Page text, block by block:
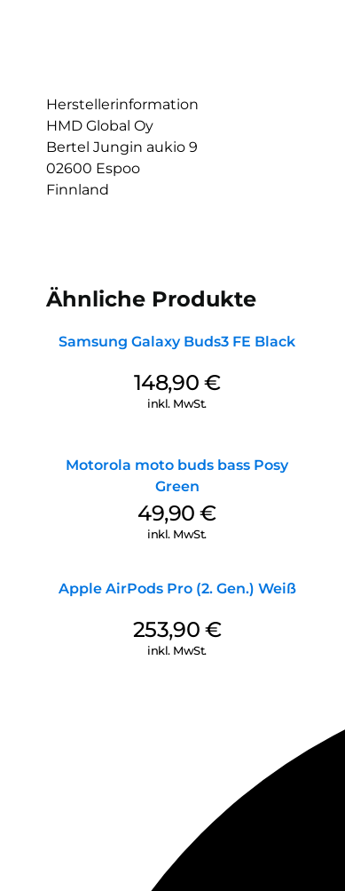
Herstellerinformation
HMD Global Oy
Bertel Jungin aukio 9
02600 Espoo
Finnland
Ähnliche Produkte
Samsung Galaxy Buds3 FE Black
148,90 €
inkl. MwSt.
Motorola moto buds bass Posy
Green
49,90€
inkl. MwSt.
Apple AirPods Pro (2. Gen.) Weiß
253,90 €
inkl. MwSt.